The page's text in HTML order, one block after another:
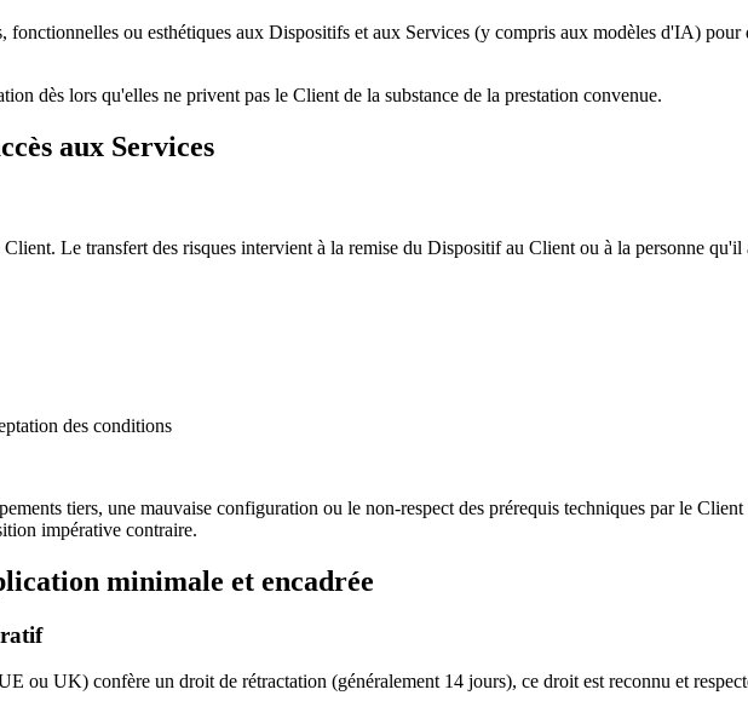
ou esthétiques aux Dispositifs et aux Services (y compris aux modèles d'IA) pour
dès lors qu'elles ne privent pas le Client de la substance de la prestation convenue.
aux Services
Le transfert des risques intervient à la remise du Dispositif au Client ou à la personne qu'il
des conditions
tiers, une mauvaise configuration ou le non‑respect des prérequis techniques par le
impérative contraire.
minimale et encadrée
ou UK) confère un droit de rétractation (généralement 14 jours), ce droit est reconnu et